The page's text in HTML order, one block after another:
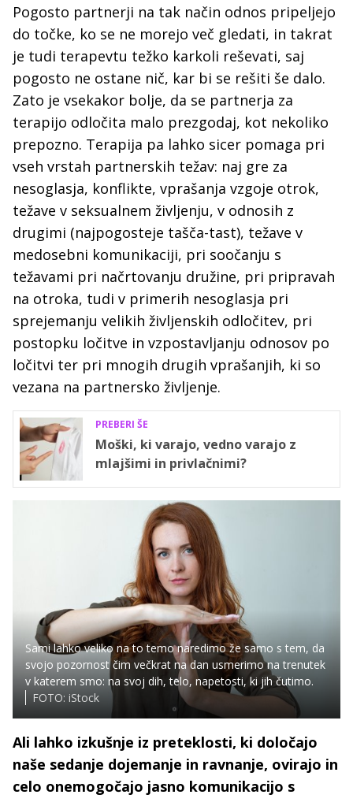
Pogosto partnerji na tak način odnos pripeljejo
do točke, ko se ne morejo več gledati, in takrat
je tudi terapevtu težko karkoli reševati, saj
pogosto ne ostane nič, kar bi se rešiti še dalo.
Zato je vsekakor bolje, da se partnerja za
terapijo odločita malo prezgodaj, kot nekoliko
prepozno. Terapija pa lahko sicer pomaga pri
vseh vrstah partnerskih težav: naj gre za
nesoglasja, konflikte, vprašanja vzgoje otrok,
težave v seksualnem življenju, v odnosih z
drugimi (najpogosteje tašča-tast), težave v
medosebni komunikaciji, pri soočanju s
težavami pri načrtovanju družine, pri pripravah
na otroka, tudi v primerih nesoglasja pri
sprejemanju velikih življenskih odločitev, pri
postopku ločitve in vzpostavljanju odnosov po
ločitvi ter pri mnogih drugih vprašanjih, ki so
vezana na partnersko življenje.
PREBERI ŠE
Moški, ki varajo, vedno varajo z
mlajšimi in privlačnimi?
Sami lahko veliko na to temo naredimo že samo s tem, da
svojo pozornost čim večkrat na dan usmerimo na trenutek
v katerem smo: na svoj dih, telo, napetosti, ki jih čutimo.
FOTO: iStock
Ali lahko izkušnje iz preteklosti, ki določajo
naše sedanje dojemanje in ravnanje, ovirajo in
celo onemogočajo jasno komunikacijo s